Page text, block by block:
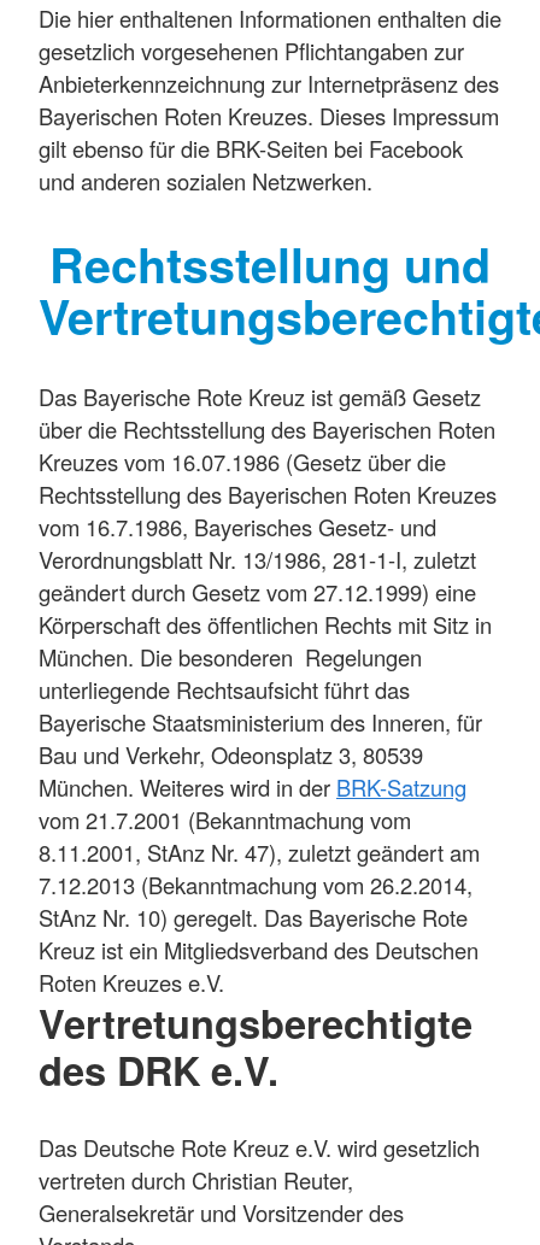
Die hier enthaltenen Informationen enthalten die
gesetzlich vorgesehenen Pflichtangaben zur
Anbieterkennzeichnung zur Internetpräsenz des
Bayerischen Roten Kreuzes. Dieses Impressum
gilt ebenso für die BRK-Seiten bei Facebook
und anderen sozialen Netzwerken.
Rechtsstellung und
Das Bayerische Rote Kreuz ist gemäß Gesetz
über die Rechtsstellung des Bayerischen Roten
Kreuzes vom 16.07.1986 (Gesetz über die
Rechtsstellung des Bayerischen Roten Kreuzes
vom 16.7.1986, Bayerisches Gesetz- und
Verordnungsblatt Nr. 13/1986, 281-1-I, zuletzt
geändert durch Gesetz vom 27.12.1999) eine
Körperschaft des öffentlichen Rechts mit Sitz in
München. Die besonderen Regelungen
unterliegende Rechtsaufsicht führt das
Bayerische Staatsministerium des Inneren, für
Bau und Verkehr, Odeonsplatz 3, 80539
München. Weiteres wird in der BRK-Satzung
vom 21.7.2001 (Bekanntmachung vom
8.11.2001, StAnz Nr. 47), zuletzt geändert am
7.12.2013 (Bekanntmachung vom 26.2.2014,
StAnz Nr. 10) geregelt. Das Bayerische Rote
Kreuz ist ein Mitgliedsverband des Deutschen
Roten Kreuzes e.V.
Vertretungsberechtigte
des DRK e.V.
Das Deutsche Rote Kreuz e.V. wird gesetzlich
vertreten durch Christian Reuter,
Generalsekretär und Vorsitzender des